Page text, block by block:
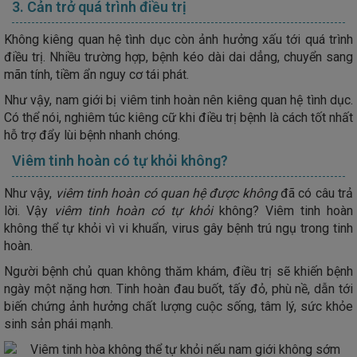
3. Cản trở quá trình điều trị
Không kiêng quan hệ tình dục còn ảnh hưởng xấu tới quá trình
điều trị. Nhiều trường hợp, bệnh kéo dài dai dẳng, chuyển sang
mãn tính, tiềm ẩn nguy cơ tái phát.
Như vậy, nam giới bị viêm tinh hoàn nên kiêng quan hệ tình dục.
Có thể nói, nghiêm túc kiêng cữ khi điều trị bệnh là cách tốt nhất
hỗ trợ đẩy lùi bệnh nhanh chóng.
Viêm tinh hoàn có tự khỏi không?
Như vậy, viêm tinh hoàn có quan hệ được khôngđã có câu trả
lời. Vậy viêm tinh hoàn có tự khỏi không? Viêm tinh hoàn
không thể tự khỏi vì vi khuẩn, virus gây bệnh trú ngụ trong tinh
hoàn.
Người bệnh chủ quan không thăm khám, điều trị sẽ khiến bệnh
ngày một nặng hơn. Tinh hoàn đau buốt, tấy đỏ, phù nề, dẫn tới
biến chứng ảnh hưởng chất lượng cuộc sống, tâm lý, sức khỏe
sinh sản phái mạnh.